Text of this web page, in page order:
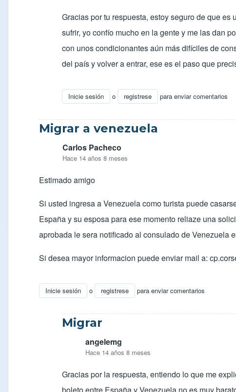
Gracias por tu respuesta, estoy seguro de que
sufrir, yo confío mucho en la gente y me las dan
con unos condicionantes aún más difíciles de
del país y volver a entrar, ese es el paso que
Inicie sesión o registrese para enviar comentarios
En respuesta a migrarporpedro (no verificado)
Migrar a venezuela
Carlos Pacheco
Hace 14 años 8 meses
Estimado amigo
Si usted ingresa a Venezuela como turista puede
España y su esposa para ese momento reliaze una
aprobada le sera notificado al consulado de Venezuela
Si desea mayor informacion puede enviar mail a:
Inicie sesión o registrese para enviar comentarios
En respuesta a Migrar a Venezuela
Migrar
angelemg
Hace 14 años 8 meses
Gracias por la respuesta, entiendo lo que me
boleto entre España y Venezuela no es muy